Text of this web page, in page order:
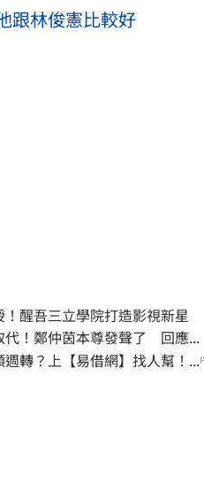
跟林俊憲比較好
！醒吾三立學院打造影視新星
代！鄭仲茵本尊發聲了 回應...
週轉？上【易借網】找人幫！...